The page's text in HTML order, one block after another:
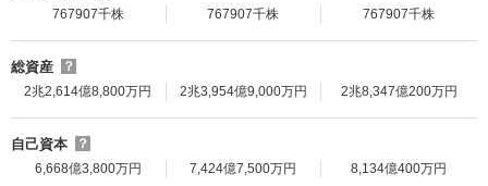
767907千株 767907千株 767907千株
総資産
？
2兆2,614億8,800万円
2兆3,954億9,000万円 2兆8,347億200万円
自己資本
？
6,668億3,800万円
7,424億7,500万円 8,134億400万円